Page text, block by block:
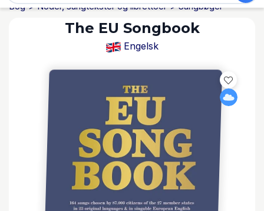
Bog Noder, sangtekster og librettoer Sangbøger
The EU Songbook
Engelsk